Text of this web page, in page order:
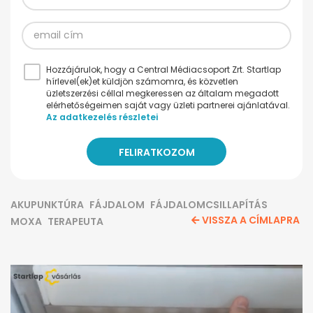
Hozzájárulok, hogy a Central Médiacsoport Zrt. Startlap
hírlevel(ek)et küldjön számomra, és közvetlen
üzletszerzési céllal megkeressen az általam megadott
elérhetőségeimen saját vagy üzleti partnerei ajánlatával.
Az adatkezelés részletei
AKUPUNKTÚRA FÁJDALOM FÁJDALOMCSILLAPÍTÁS
MOXA TERAPEUTA VISSZA A CÍMLAPRA